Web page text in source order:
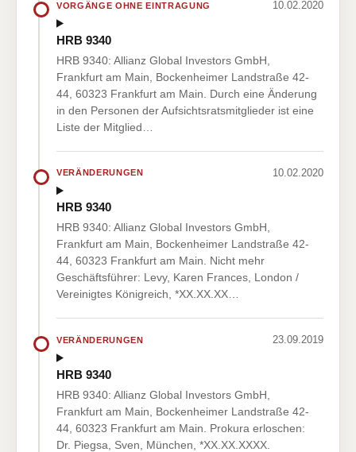
VORGÄNGE OHNE EINTRAGUNG 10.02.2020
HRB 9340
HRB 9340: Allianz Global Investors GmbH,
Frankfurt am Main, Bockenheimer Landstraße 42-
44, 60323 Frankfurt am Main. Durch eine Änderung
in den Personen der Aufsichtsratsmitglieder ist eine
Liste der Mitglied…
VERÄNDERUNGEN 10.02.2020
HRB 9340
HRB 9340: Allianz Global Investors GmbH,
Frankfurt am Main, Bockenheimer Landstraße 42-
44, 60323 Frankfurt am Main. Nicht mehr
Geschäftsführer: Levy, Karen Frances, London /
Vereinigtes Königreich, *XX.XX.XX…
VERÄNDERUNGEN 23.09.2019
HRB 9340
HRB 9340: Allianz Global Investors GmbH,
Frankfurt am Main, Bockenheimer Landstraße 42-
44, 60323 Frankfurt am Main. Prokura erloschen:
Dr. Piegsa, Sven, München, *XX.XX.XXXX.